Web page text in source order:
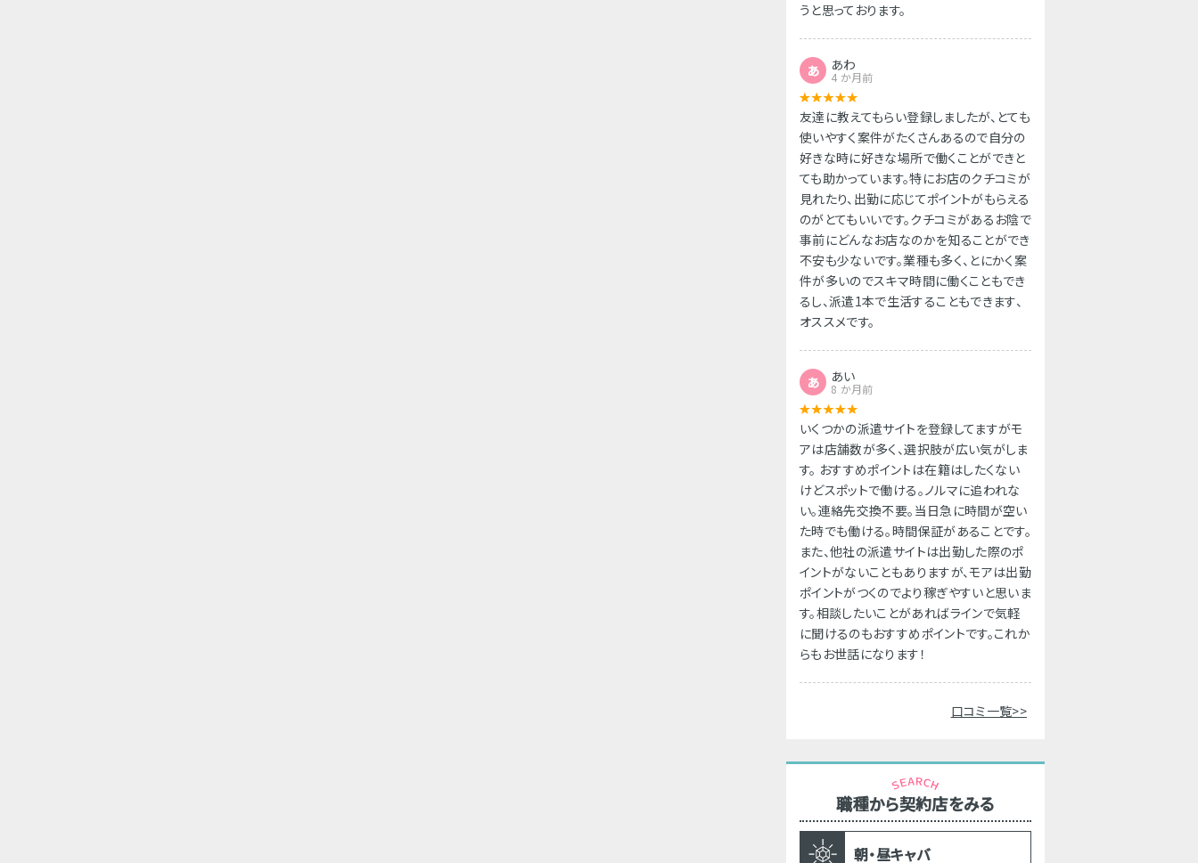
うと思っております。
あ あわ
4 か月前
友達に教えてもらい登録しましたが、とても
使いやすく案件がたくさんあるので自分の
好きな時に好きな場所で働くことができと
ても助かっています。特にお店のクチコミが
見れたり、出勤に応じてポイントがもらえる
のがとてもいいです。クチコミがあるお陰で
事前にどんなお店なのかを知ることができ
不安も少ないです。業種も多く、とにかく案
件が多いのでスキマ時間に働くこともでき
るし、派遣1本で生活することもできます、
オススメです。
あ あい
8 か月前
いくつかの派遣サイトを登録してますがモ
アは店舗数が多く、選択肢が広い気がしま
す。 おすすめポイントは在籍はしたくない
けどスポットで働ける。ノルマに追われな
い。連絡先交換不要。当日急に時間が空い
た時でも働ける。時間保証があることです。
また、他社の派遣サイトは出勤した際のポ
イントがないこともありますが、モアは出勤
ポイントがつくのでより稼ぎやすいと思いま
す。相談したいことがあればラインで気軽
に聞けるのもおすすめポイントです。これか
らもお世話になります！
口コミ一覧>>
職種から契約店をみる
朝・昼キャバ